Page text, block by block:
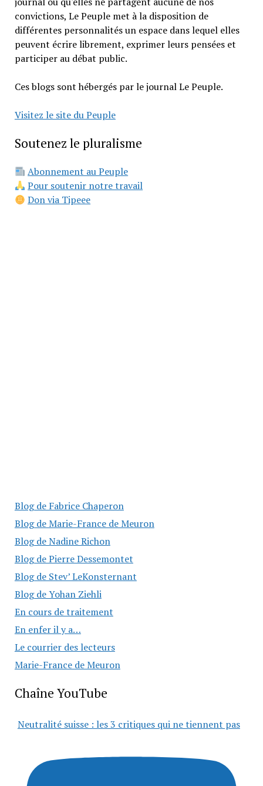
convictions, Le Peuple met à la disposition de
différentes personnalités un espace dans lequel elles
peuvent écrire librement, exprimer leurs pensées et
participer au débat public.
Ces blogs sont hébergés par le journal Le Peuple.
Visitez le site du Peuple
Soutenez le pluralisme
Abonnement au Peuple
Pour soutenir notre travail
Don via Tipeee
Blog de Fabrice Chaperon
Blog de Marie-France de Meuron
Blog de Nadine Richon
Blog de Pierre Dessemontet
Blog de Stev’ LeKonsternant
Blog de Yohan Ziehli
En cours de traitement
En enfer il y a…
Le courrier des lecteurs
Marie-France de Meuron
Chaîne YouTube
Neutralité suisse : les 3 critiques qui ne tiennent pas